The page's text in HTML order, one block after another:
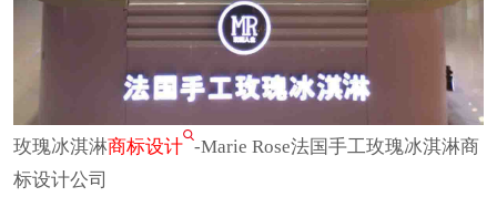
玫瑰冰淇淋商标设计 -Marie Rose法国手工玫瑰冰淇淋商
标设计公司